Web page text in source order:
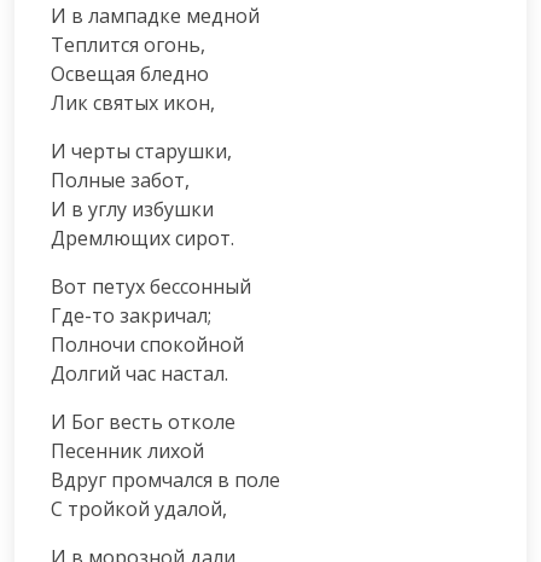
И в лампадке медной
Теплится огонь,
Освещая бледно
Лик святых икон,
И черты старушки,
Полные забот,
И в углу избушки
Дремлющих сирот.
Вот петух бессонный
Где-то закричал;
Полночи спокойной
Долгий час настал.
И Бог весть отколе
Песенник лихой
Вдруг промчался в поле
С тройкой удалой,
И в морозной дали